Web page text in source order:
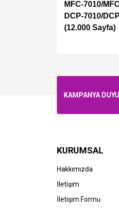
MFC-7010/
DCP-7010/
(12.000 Sayfa)
KAMPANYA
KURUMSAL
Hakkımızda
İletişim
İletişim Formu